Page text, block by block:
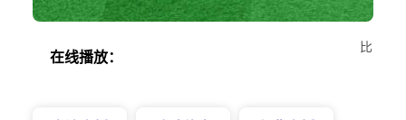
在线播放：
比